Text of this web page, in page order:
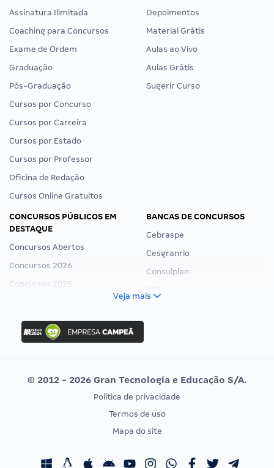
Assinatura Ilimitada
Coaching para Concursos
Exame de Ordem
Graduação
Pós-Graduação
Cursos por Concurso
Cursos por Carreira
Cursos por Estado
Cursos por Professor
Oficina de Redação
Cursos Online Gratuitos
Depoimentos
Material Grátis
Aulas ao Vivo
Aulas Grátis
Sugerir Curso
CONCURSOS PÚBLICOS EM
DESTAQUE
Concursos Abertos
Concursos 2026
Concursos 2025
Concurso Ibama
Concurso MPU
Editais publicados
BANCAS DE CONCURSOS
Cebraspe
Cesgranrio
Consulplan
Vunesp
CONCURSOS POR PROFISSÃO
Concursos Fiscais
EXAME DE ORDEM
Calendário OAB
Veja mais
© 2012 - 2026 Gran Tecnologia e Educação S/A.
Política de privacidade
Termos de uso
Mapa do site